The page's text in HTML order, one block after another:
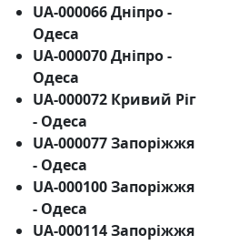
UA-000066 Дніпро -
Одеса
UA-000070 Дніпро -
Одеса
UA-000072 Кривий Ріг
- Одеса
UA-000077 Запоріжжя
- Одеса
UA-000100 Запоріжжя
- Одеса
UA-000114 Запоріжжя